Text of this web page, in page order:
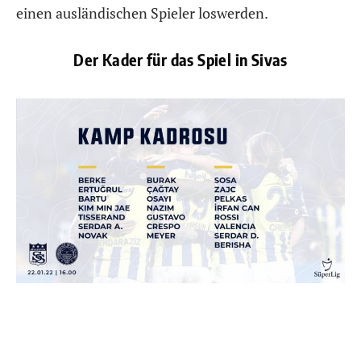
einen ausländischen Spieler loswerden.
Der Kader für das Spiel in Sivas